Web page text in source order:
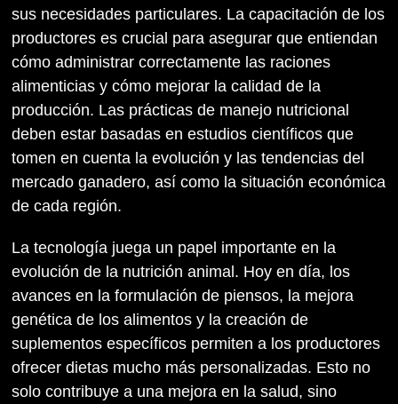
sus necesidades particulares. La capacitación de los
productores es crucial para asegurar que entiendan
cómo administrar correctamente las raciones
alimenticias y cómo mejorar la calidad de la
producción. Las prácticas de manejo nutricional
deben estar basadas en estudios científicos que
tomen en cuenta la evolución y las tendencias del
mercado ganadero, así como la situación económica
de cada región.
La tecnología juega un papel importante en la
evolución de la nutrición animal. Hoy en día, los
avances en la formulación de piensos, la mejora
genética de los alimentos y la creación de
suplementos específicos permiten a los productores
ofrecer dietas mucho más personalizadas. Esto no
solo contribuye a una mejora en la salud, sino